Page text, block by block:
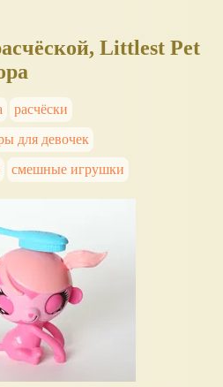
Littlest Pet
расчёски
для девочек
смешные игрушки